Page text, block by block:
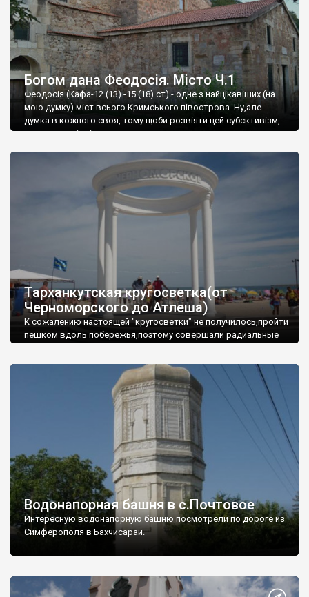
Богом дана Феодосія. Місто Ч.1
Феодосія (Кафа-12 (13) -15 (18) ст) - одне з найцікавіших (на
мою думку) міст всього Кримського півострова .Ну,але
думка в кожного своя, тому щоби розвіяти цей субєктивізм,
запрошую відвідати це
Тарханкутская кругосветка(от
Черноморского до Атлеша)
К сожалению настоящей "кругосветки" не получилось,пройти
пешком вдоль побережья,поэтому совершали радиальные
Водонапорная башня в с.Почтовое
Интересную водонапорную башню посмотрели по дороге из
Симферополя в Бахчисарай.